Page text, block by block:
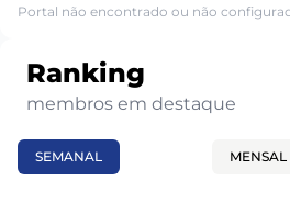
Portal não encontrado ou não
Ranking
membros em destaque
SEMANAL MENSAL